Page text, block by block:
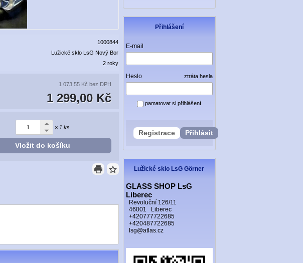
Přihlášení
E-mail
Heslo ztráta hesla
pamatovat si přihlášení
Registrace Přihlásit
Lužické sklo LsG Görner
GLASS SHOP LsG
Liberec
Revoluční 126/11
46001 Liberec
+420777722685
+420487722685
lsg@atlas.cz
1000844
Lužické sklo LsG Nový Bor
2 roky
1 073,55 Kč bez DPH
1 299,00 Kč
× 1 ks
Vložit do košíku